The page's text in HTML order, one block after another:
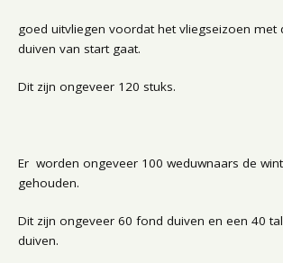
goed uitvliegen voordat het vliegseizoen met
duiven van start gaat.
Dit zijn ongeveer 120 stuks.
Er worden ongeveer 100 weduwnaars de
gehouden.
Dit zijn ongeveer 60 fond duiven en een 40
duiven.